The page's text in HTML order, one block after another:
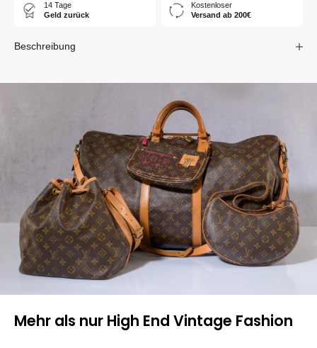
14 Tage
Geld zurück
Kostenloser
Versand ab 200€
Beschreibung
Mehr als nur High End Vintage Fashion